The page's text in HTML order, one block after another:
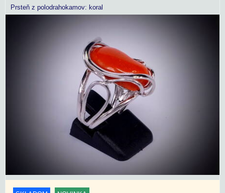
Prsteň z polodrahokamov: koral